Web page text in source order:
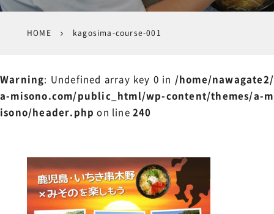
HOME kagosima-course-001
Warning: Undefined array key 0 in /home/nawagate2/
a-misono.com/public_html/wp-content/themes/a-m
isono/header.php on line240